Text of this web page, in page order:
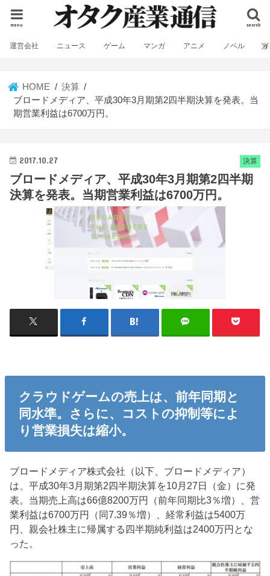
search
menu
運営会社 ニュース ゲーム マンガ アニメ ノベル
HOME
決算
ブロードメディア、平成30年3月期第2四半期決算を発表。当
期営業利益は6700万円。
決算
2017.10.27
ブロードメディア、平成30年3月期第2四半期
決算を発表。当期営業利益は6700万円。
クラウドゲームの売上は、前年同期と
同水準。さらに、コストの抑制等によ
り営業損失は縮小。
ブロードメディア株式会社（以下、ブロードメディア）
は、平成30年3月期第2四半期決算を10月27日（金）に発
表。当期売上高は66億8200万円（前年同期比3％増）、営
業利益は6700万円（同7.39％増）、経常利益は5400万
円、親会社株主に帰属する四半期純利益は2400万円とな
った。